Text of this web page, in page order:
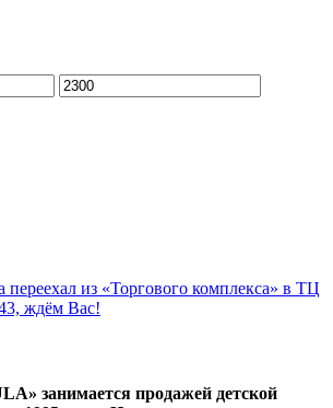
из «Торгового комплекса» в ТЦ
ждём Вас!
занимается продажей детской